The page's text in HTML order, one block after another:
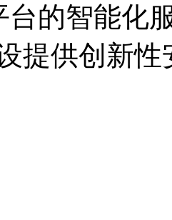
台的智能化
提供创新